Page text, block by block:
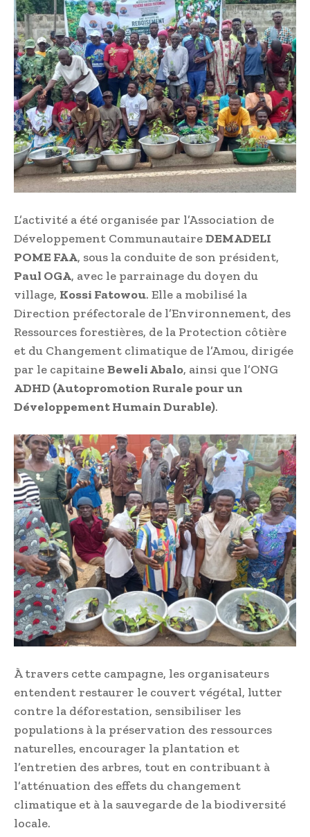
L’activité a été organisée par l’Association de
Développement CommunautaireDEMADELI
POME FAA, sous la conduite de son président,
Paul OGA, avec le parrainage du doyen du
village, Kossi Fatowou. Elle a mobilisé la
Direction préfectorale de l’Environnement, des
Ressources forestières, de la Protection côtière
et du Changement climatique de l’Amou, dirigée
par le capitaineBeweli Abalo, ainsi que l’ONG
ADHD (Autopromotion Rurale pour un
Développement Humain Durable).
À travers cette campagne, les organisateurs
entendent restaurer le couvert végétal, lutter
contre la déforestation, sensibiliser les
populations à la préservation des ressources
naturelles, encourager la plantation et
l’entretien des arbres, tout en contribuant à
l’atténuation des effets du changement
climatique et à la sauvegarde de la biodiversité
locale.